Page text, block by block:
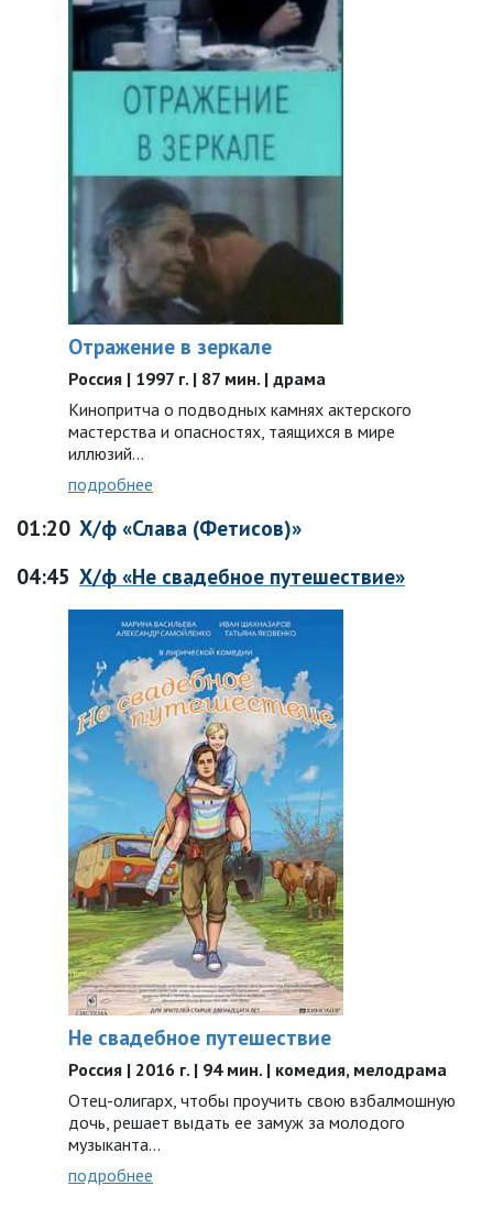
Отражение в зеркале
Россия | 1997 г. | 87 мин. | драма
Кинопритча о подводных камнях актерского
мастерства и опасностях, таящихся в мире
иллюзий…
подробнее
01:20 Х/ф «Слава (Фетисов)»
04:45 Х/ф «Не свадебное путешествие»
Не свадебное путешествие
Россия | 2016 г. | 94 мин. | комедия, мелодрама
Отец-олигарх, чтобы проучить свою взбалмошную
дочь, решает выдать ее замуж за молодого
музыканта...
подробнее